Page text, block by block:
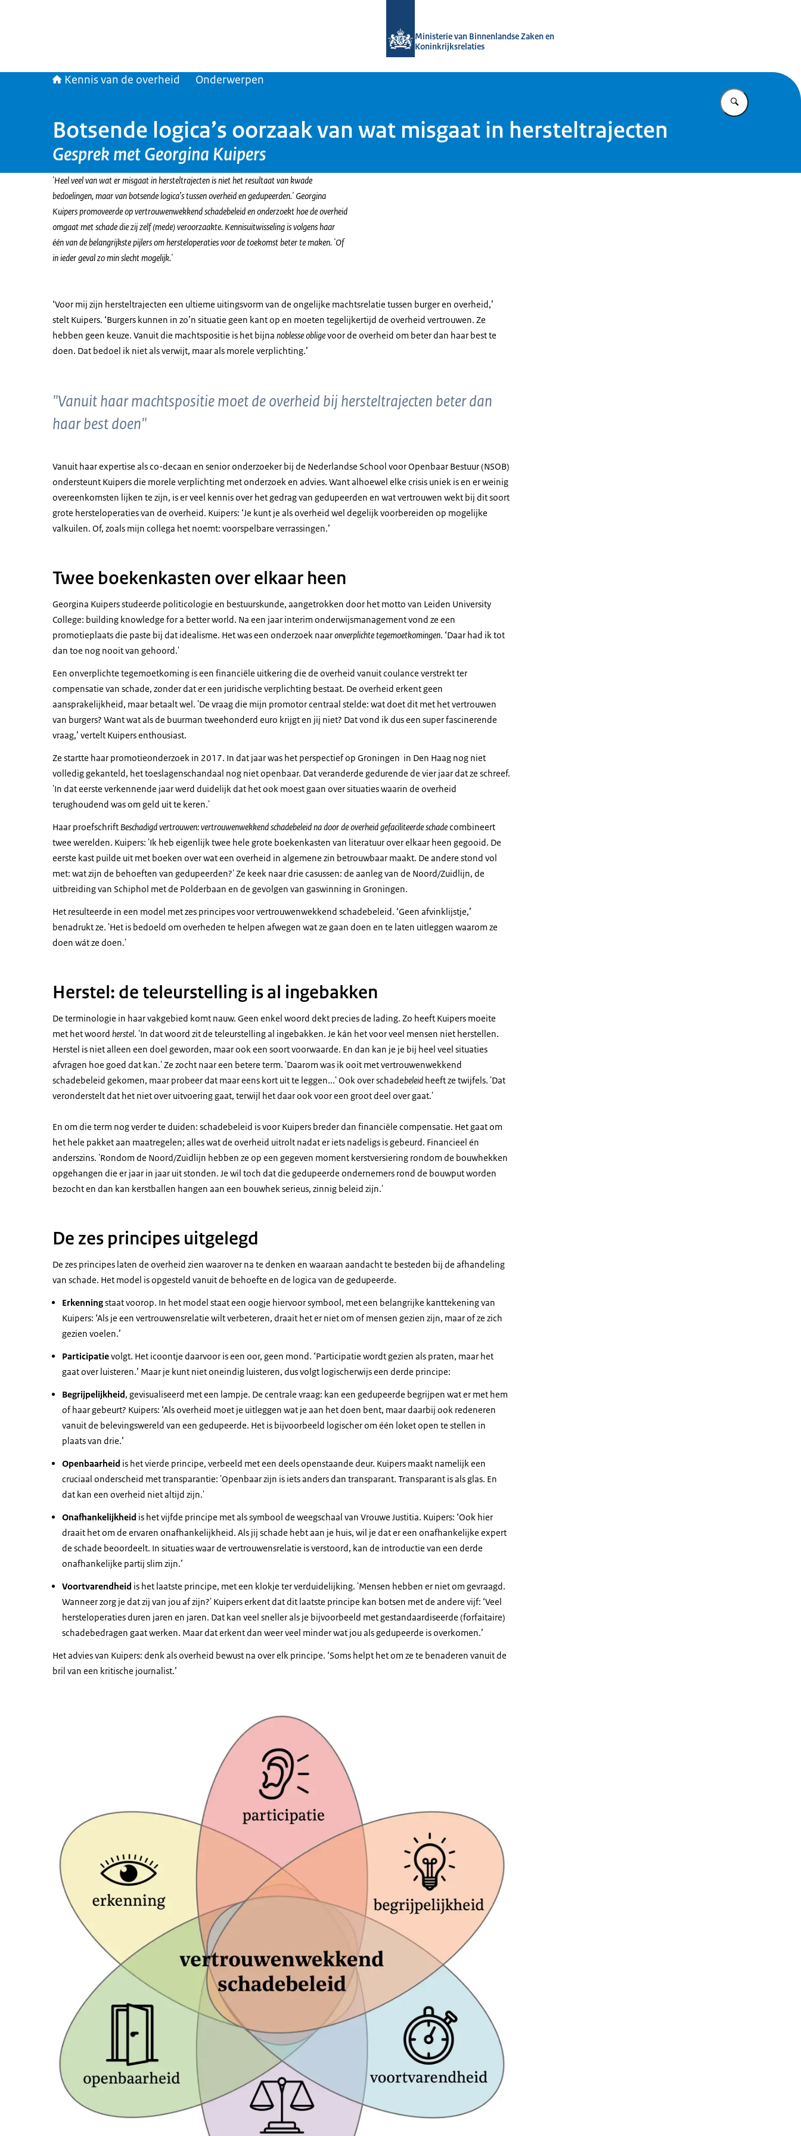
Ministerie van Binnenlandse Zaken en
Koninkrijksrelaties
Kennis van de overheid Onderwerpen
Vul in wat u
Botsende logica’s oorzaak van wat misgaat in hersteltrajecten
Gesprek met Georgina Kuipers
'Heel veel van wat er misgaat in hersteltrajecten is niet het resultaat van kwade
bedoelingen, maar van botsende logica’s tussen overheid en gedupeerden.' Georgina
Kuipers promoveerde op vertrouwenwekkend schadebeleid en onderzoekt hoe de overheid
omgaat met schade die zij zelf (mede) veroorzaakte. Kennisuitwisseling is volgens haar
één van de belangrijkste pijlers om hersteloperaties voor de toekomst beter te maken. 'Of
in ieder geval zo min slecht mogelijk.'
‘Voor mij zijn hersteltrajecten een ultieme uitingsvorm van de ongelijke machtsrelatie tussen burger en overheid,’
stelt Kuipers. ‘Burgers kunnen in zo’n situatie geen kant op en moeten tegelijkertijd de overheid vertrouwen. Ze
hebben geen keuze. Vanuit die machtspositie is het bijna noblesse obligevoor de overheid om beter dan haar best te
doen. Dat bedoel ik niet als verwijt, maar als morele verplichting.’
"Vanuit haar machtspositie moet de overheid bij hersteltrajecten beter dan
haar best doen"
Vanuit haar expertise als co-decaan en senior onderzoeker bij de Nederlandse School voor Openbaar Bestuur (NSOB)
ondersteunt Kuipers die morele verplichting met onderzoek en advies. Want alhoewel elke crisis uniek is en er weinig
overeenkomsten lijken te zijn, is er veel kennis over het gedrag van gedupeerden en wat vertrouwen wekt bij dit soort
grote hersteloperaties van de overheid. Kuipers: ‘Je kunt je als overheid wel degelijk voorbereiden op mogelijke
valkuilen. Of, zoals mijn collega het noemt: voorspelbare verrassingen.’
Twee boekenkasten over elkaar heen
Georgina Kuipers studeerde politicologie en bestuurskunde, aangetrokken door het motto van Leiden University
College: building knowledge for a better world. Na een jaar interim onderwijsmanagement vond ze een
promotieplaats die paste bij dat idealisme. Het was een onderzoek naaronverplichte tegemoetkomingen. ‘Daar had ik tot
dan toe nog nooit van gehoord.'
Een onverplichte tegemoetkoming is een financiële uitkering die de overheid vanuit coulance verstrekt ter
compensatie van schade, zonder dat er een juridische verplichting bestaat. De overheid erkent geen
aansprakelijkheid, maar betaalt wel. 'De vraag die mijn promotor centraal stelde: wat doet dit met het vertrouwen
van burgers? Want wat als de buurman tweehonderd euro krijgt en jij niet? Dat vond ik dus een super fascinerende
vraag,’ vertelt Kuipers enthousiast.
Ze startte haar promotieonderzoek in 2017. In dat jaar was het perspectief op Groningen in Den Haag nog niet
volledig gekanteld, het toeslagenschandaal nog niet openbaar. Dat veranderde gedurende de vier jaar dat ze schreef.
'In dat eerste verkennende jaar werd duidelijk dat het ook moest gaan over situaties waarin de overheid
terughoudend was om geld uit te keren.'
Haar proefschrift Beschadigd vertrouwen: vertrouwenwekkend schadebeleid na door de overheid gefaciliteerde schadecombineert
twee werelden. Kuipers: 'Ik heb eigenlijk twee hele grote boekenkasten van literatuur over elkaar heen gegooid. De
eerste kast puilde uit met boeken over wat een overheid in algemene zin betrouwbaar maakt. De andere stond vol
met: wat zijn de behoeften van gedupeerden?' Ze keek naar drie casussen: de aanleg van de Noord/Zuidlijn, de
uitbreiding van Schiphol met de Polderbaan en de gevolgen van gaswinning in Groningen.
Het resulteerde in een model met zes principes voor vertrouwenwekkend schadebeleid. ‘Geen afvinklijstje,’
benadrukt ze. 'Het is bedoeld om overheden te helpen afwegen wat ze gaan doen en te laten uitleggen waarom ze
doen wát ze doen.'
Herstel: de teleurstelling is al ingebakken
De terminologie in haar vakgebied komt nauw. Geen enkel woord dekt precies de lading. Zo heeft Kuipers moeite
met het woord herstel. 'In dat woord zit de teleurstelling al ingebakken. Je kán het voor veel mensen niet herstellen.
Herstel is niet alleen een doel geworden, maar ook een soort voorwaarde. En dan kan je je bij heel veel situaties
afvragen hoe goed dat kan.' Ze zocht naar een betere term. 'Daarom was ik ooit met vertrouwenwekkend
schadebeleid gekomen, maar probeer dat maar eens kort uit te leggen...' Ook over schadebeleid heeft ze twijfels. 'Dat
veronderstelt dat het niet over uitvoering gaat, terwijl het daar ook voor een groot deel over gaat.'
En om die term nog verder te duiden: schadebeleid is voor Kuipers breder dan financiële compensatie. Het gaat om
het hele pakket aan maatregelen; alles wat de overheid uitrolt nadat er iets nadeligs is gebeurd. Financieel én
anderszins. 'Rondom de Noord/Zuidlijn hebben ze op een gegeven moment kerstversiering rondom de bouwhekken
opgehangen die er jaar in jaar uit stonden. Je wil toch dat die gedupeerde ondernemers rond de bouwput worden
bezocht en dan kan kerstballen hangen aan een bouwhek serieus, zinnig beleid zijn.'
De zes principes uitgelegd
De zes principes laten de overheid zien waarover na te denken en waaraan aandacht te besteden bij de afhandeling
van schade. Het model is opgesteld vanuit de behoefte en de logica van de gedupeerde.
Erkenningstaat voorop. In het model staat een oogje hiervoor symbool, met een belangrijke kanttekening van
Kuipers: ‘Als je een vertrouwensrelatie wilt verbeteren, draait het er niet om of mensen gezien zijn, maar of ze zich
gezien voelen.’
Participatievolgt. Het icoontje daarvoor is een oor, geen mond. ‘Participatie wordt gezien als praten, maar het
gaat over luisteren.’ Maar je kunt niet oneindig luisteren, dus volgt logischerwijs een derde principe:
Begrijpelijkheid, gevisualiseerd met een lampje. De centrale vraag: kan een gedupeerde begrijpen wat er met hem
of haar gebeurt? Kuipers: ‘Als overheid moet je uitleggen wat je aan het doen bent, maar daarbij ook redeneren
vanuit de belevingswereld van een gedupeerde. Het is bijvoorbeeld logischer om één loket open te stellen in
plaats van drie.’
Openbaarheid is het vierde principe, verbeeld met een deels openstaande deur. Kuipers maakt namelijk een
cruciaal onderscheid met transparantie: 'Openbaar zijn is iets anders dan transparant. Transparant is als glas. En
dat kan een overheid niet altijd zijn.'
Onafhankelijkheid is het vijfde principe met als symbool de weegschaal van Vrouwe Justitia. Kuipers: ‘Ook hier
draait het om de ervaren onafhankelijkheid. Als jij schade hebt aan je huis, wil je dat er een onafhankelijke expert
de schade beoordeelt. In situaties waar de vertrouwensrelatie is verstoord, kan de introductie van een derde
onafhankelijke partij slim zijn.’
Voortvarendheid is het laatste principe, met een klokje ter verduidelijking. 'Mensen hebben er niet om gevraagd.
Wanneer zorg je dat zij van jou af zijn?' Kuipers erkent dat dit laatste principe kan botsen met de andere vijf: ‘Veel
hersteloperaties duren jaren en jaren. Dat kan veel sneller als je bijvoorbeeld met gestandaardiseerde (forfaitaire)
schadebedragen gaat werken. Maar dat erkent dan weer veel minder wat jou als gedupeerde is overkomen.’
Het advies van Kuipers: denk als overheid bewust na over elk principe. ‘Soms helpt het om ze te benaderen vanuit de
bril van een kritische journalist.’